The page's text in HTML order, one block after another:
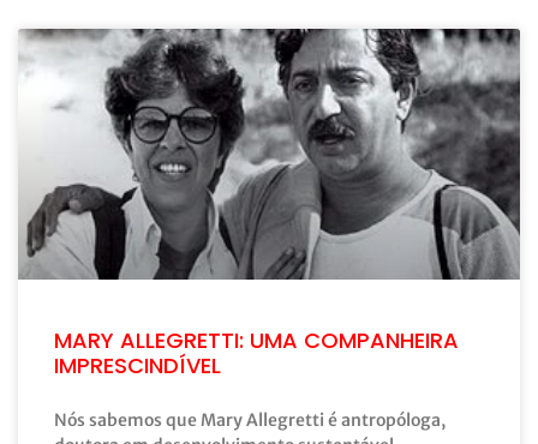
MARY ALLEGRETTI: UMA COMPANHEIRA
IMPRESCINDÍVEL
Nós sabemos que Mary Allegretti é antropóloga,